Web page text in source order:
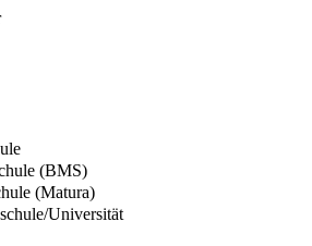
(BMS)
(Matura)
Universität